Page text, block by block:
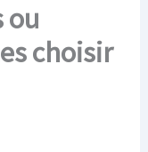
ou
choisir